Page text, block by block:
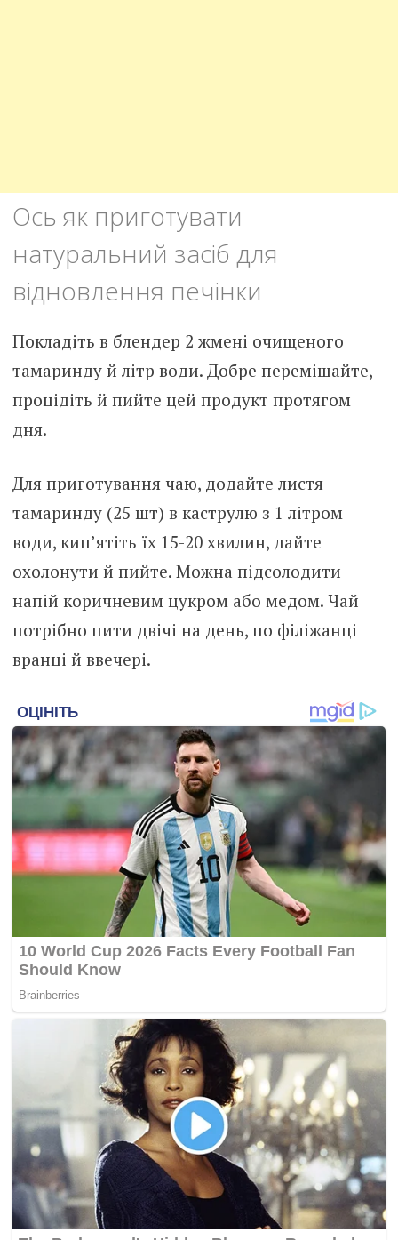
Ось як приготувати
натуральний засіб для
відновлення печінки
Покладіть в блендер 2 жмені очищеного
тамаринду й літр води. Добре перемішайте,
процідіть й пийте цей продукт протягом
дня.
Для приготування чаю, додайте листя
тамаринду (25 шт) в каструлю з 1 літром
води, кип’ятіть їх 15-20 хвилин, дайте
охолонути й пийте. Можна підсолодити
напій коричневим цукром або медом. Чай
потрібно пити двічі на день, по філіжанці
вранці й ввечері.